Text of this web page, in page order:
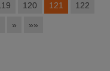
120 121 122
» »»